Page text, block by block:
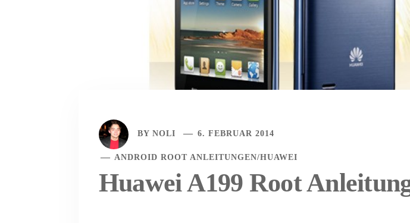
BY NOLI 6. FEBRUAR 2014
ANDROID ROOT ANLEITUNGEN/HUAWEI
Huawei A199 Root